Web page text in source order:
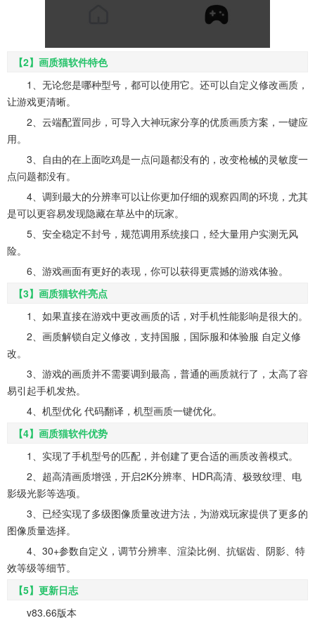
【2】画质猫软件特色
1、无论您是哪种型号，都可以使用它。还可以自定义修改画质，
让游戏更清晰。
2、云端配置同步，可导入大神玩家分享的优质画质方案，一键应
用。
3、自由的在上面吃鸡是一点问题都没有的，改变枪械的灵敏度一
点问题都没有。
4、调到最大的分辨率可以让你更加仔细的观察四周的环境，尤其
是可以更容易发现隐藏在草丛中的玩家。
5、安全稳定不封号，规范调用系统接口，经大量用户实测无风
险。
6、游戏画面有更好的表现，你可以获得更震撼的游戏体验。
【3】画质猫软件亮点
1、如果直接在游戏中更改画质的话，对手机性能影响是很大的。
2、画质解锁自定义修改，支持国服，国际服和体验服 自定义修
改。
3、游戏的画质并不需要调到最高，普通的画质就行了，太高了容
易引起手机发热。
4、机型优化 代码翻译，机型画质一键优化。
【4】画质猫软件优势
1、实现了手机型号的匹配，并创建了更合适的画质改善模式。
2、超高清画质增强，开启2K分辨率、HDR高清、极致纹理、电
影级光影等选项。
3、已经实现了多级图像质量改进方法，为游戏玩家提供了更多的
图像质量选择。
4、30+参数自定义，调节分辨率、渲染比例、抗锯齿、阴影、特
效等级等细节。
【5】更新日志
v83.66版本